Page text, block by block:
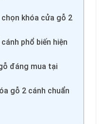
khóa cửa gỗ 2
phổ biến hiện
đáng mua tại
gỗ 2 cánh chuẩn